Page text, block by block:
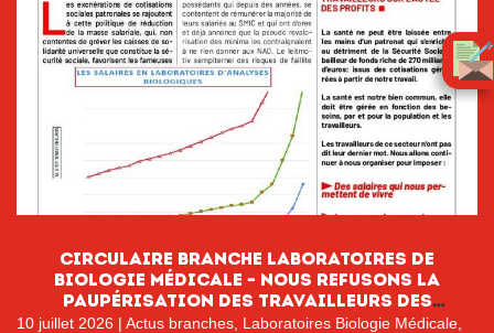
CIRCULAIRE BRANCHE LABORATOIRES DE
BIOLOGIE MÉDICALE – NOUS REFUSONS LA
PAUPÉRISATION DES TRAVAILLEURS DES
LABORATOIRES DE BIOLOGIE MÉDICALE
10 juillet 2026 | Actus branches Laboratoires Biologie Médicale